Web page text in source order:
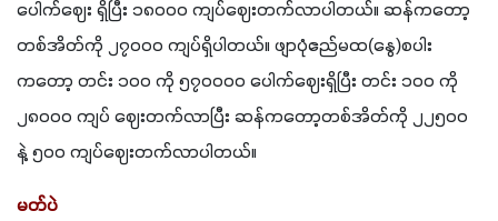
ပေါက်ဈေး ရှိပြီး ၁၈၀၀၀ ကျပ်ဈေးတက်လာပါတယ်။ ဆန်ကတော့
တစ်အိတ်ကို ၂၇၀၀၀ ကျပ်ရှိပါတယ်။ ဖျာပုံဧည်မထ(နွေ)စပါး
ကတော့ တင်း ၁၀၀ ကို ၅၇၀၀၀၀ ပေါက်ဈေးရှိပြီး တင်း ၁၀၀ ကို
၂၈၀၀၀ ကျပ် ဈေးတက်လာပြီး ဆန်ကတော့တစ်အိတ်ကို ၂၂၅၀၀
နဲ့ ၅၀၀ ကျပ်ဈေးတက်လာပါတယ်။
မတ်ပဲ